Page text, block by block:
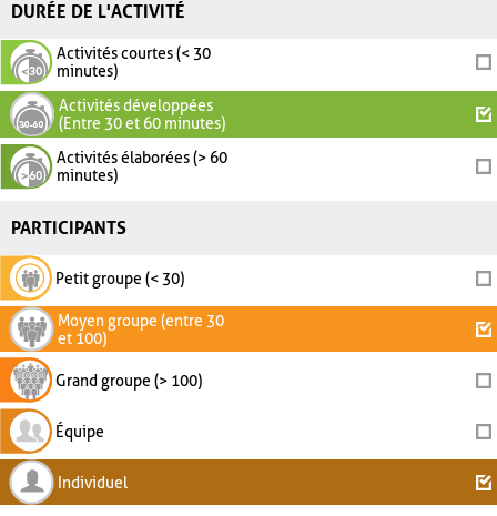
DURÉE DE L'ACTIVITÉ
Activités courtes (< 30
minutes)
Activités développées
(Entre 30 et 60 minutes)
Activités élaborées (> 60
minutes)
PARTICIPANTS
Petit groupe (< 30)
Moyen groupe (entre 30
et 100)
Grand groupe (> 100)
Équipe
Individuel